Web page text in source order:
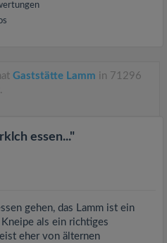
Gaststätte Lamm in 71296
essen..."
gehen, das Lamm ist ein
als ein richtiges
eher von älternen